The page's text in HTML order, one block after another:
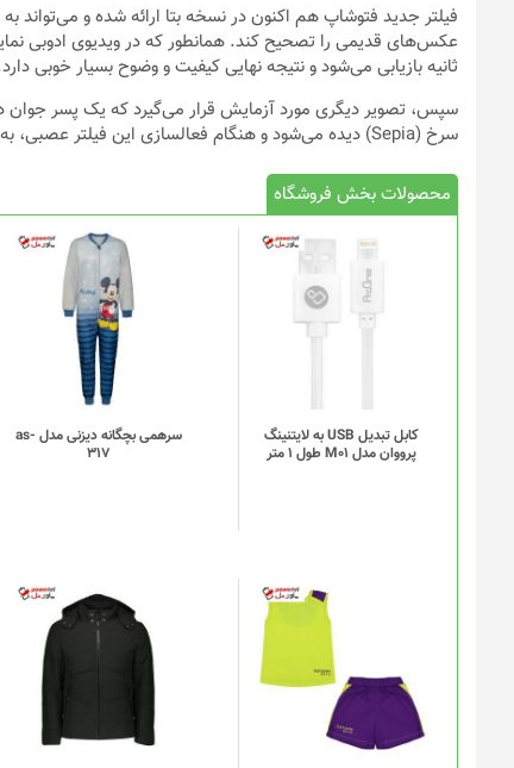
فیلتر جدید فتوشاپ هم اکنون در نسخه بتا ارائه شده و
عکس‌های قدیمی را تصحیح کند. همانطور که در ویدیوی ادوبی
ثانیه بازیابی می‌شود و نتیجه نهایی کیفیت و وضوح بسیار خوبی
سپس، تصویر دیگری مورد آزمایش قرار می‌گیرد که یک پسر جوان
سرخ (Sepia) دیده می‌شود و هنگام فعالسازی این فیلتر عصبی، به تصویری رنگارنگ و کاملا تمیزتر تبدیل می‌شود.
محصولات بخش فروشگاه
کابل تبدیل USB به لایتنینگ
پرووان مدل M01 طول 1 متر
سرهمی بچگانه دیزنی مدل as-
317